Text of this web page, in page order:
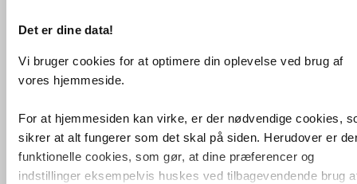
Det er dine data!
Vi bruger cookies for at optimere din oplevelse ved brug af
vores hjemmeside.
For at hjemmesiden kan virke, er der nødvendige cookies,
sikrer at alt fungerer som det skal på siden. Herudover er
funktionelle cookies, som gør, at dine præferencer og
indstillinger eksempelvis huskes ved tilbagevendende brug
1.539,-